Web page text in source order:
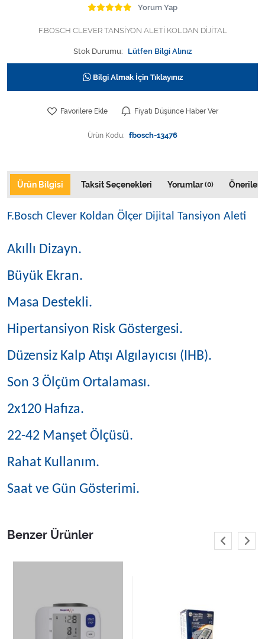
Tüm Kategorileri Gör Yorum Yap
F.BOSCH CLEVER TANSİYON ALETİ KOLDAN DİJİTAL
Stok Durumu: Lütfen Bilgi Alınız
Bilgi Almak İçin Tıklayınız
Favorilere Ekle Fiyatı Düşünce Haber Ver
Ürün Kodu: fbosch-13476
Ürün Bilgisi Taksit Seçenekleri Yorumlar(0)
F.Bosch Clever Koldan Ölçer Dijital Tansiyon Aleti
Akıllı Dizayn.
Büyük Ekran.
Masa Destekli.
Hipertansiyon Risk Göstergesi.
Düzensiz Kalp Atışı Algılayıcısı (IHB).
Son 3 Ölçüm Ortalaması.
2x120 Hafıza.
22-42 Manşet Ölçüsü.
Rahat Kullanım.
Saat ve Gün Gösterimi.
Benzer Ürünler